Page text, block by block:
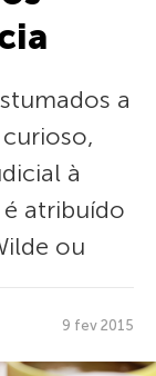
a
à
atribuído
ou
9 fev 2015